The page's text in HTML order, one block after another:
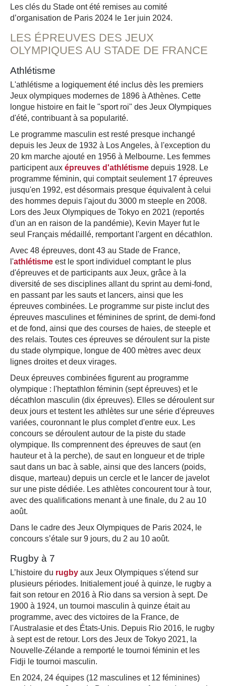
Les clés du Stade ont été remises au comité
d’organisation de Paris 2024 le 1er juin 2024.
LES ÉPREUVES DES JEUX
OLYMPIQUES AU STADE DE FRANCE
Athlétisme
L'athlétisme a logiquement été inclus dès les premiers
Jeux olympiques modernes de 1896 à Athènes. Cette
longue histoire en fait le "sport roi" des Jeux Olympiques
d'été, contribuant à sa popularité.
Le programme masculin est resté presque inchangé
depuis les Jeux de 1932 à Los Angeles, à l'exception du
20 km marche ajouté en 1956 à Melbourne. Les femmes
participent aux épreuves d'athlétisme depuis 1928. Le
programme féminin, qui comptait seulement 17 épreuves
jusqu'en 1992, est désormais presque équivalent à celui
des hommes depuis l'ajout du 3000 m steeple en 2008.
Lors des Jeux Olympiques de Tokyo en 2021 (reportés
d'un an en raison de la pandémie), Kevin Mayer fut le
seul Français médaillé, remportant l'argent en décathlon.
Avec 48 épreuves, dont 43 au Stade de France,
l'athlétisme est le sport individuel comptant le plus
d'épreuves et de participants aux Jeux, grâce à la
diversité de ses disciplines allant du sprint au demi-fond,
en passant par les sauts et lancers, ainsi que les
épreuves combinées. Le programme sur piste inclut des
épreuves masculines et féminines de sprint, de demi-fond
et de fond, ainsi que des courses de haies, de steeple et
des relais. Toutes ces épreuves se déroulent sur la piste
du stade olympique, longue de 400 mètres avec deux
lignes droites et deux virages.
Deux épreuves combinées figurent au programme
olympique : l'heptathlon féminin (sept épreuves) et le
décathlon masculin (dix épreuves). Elles se déroulent sur
deux jours et testent les athlètes sur une série d'épreuves
variées, couronnant le plus complet d'entre eux. Les
concours se déroulent autour de la piste du stade
olympique. Ils comprennent des épreuves de saut (en
hauteur et à la perche), de saut en longueur et de triple
saut dans un bac à sable, ainsi que des lancers (poids,
disque, marteau) depuis un cercle et le lancer de javelot
sur une piste dédiée. Les athlètes concourent tour à tour,
avec des qualifications menant à une finale, du 2 au 10
août.
Dans le cadre des Jeux Olympiques de Paris 2024, le
concours s’étale sur 9 jours, du 2 au 10 août.
Rugby à 7
L’histoire du rugby aux Jeux Olympiques s'étend sur
plusieurs périodes. Initialement joué à quinze, le rugby a
fait son retour en 2016 à Rio dans sa version à sept. De
1900 à 1924, un tournoi masculin à quinze était au
programme, avec des victoires de la France, de
l'Australasie et des États-Unis. Depuis Rio 2016, le rugby
à sept est de retour. Lors des Jeux de Tokyo 2021, la
Nouvelle-Zélande a remporté le tournoi féminin et les
Fidji le tournoi masculin.
En 2024, 24 équipes (12 masculines et 12 féminines)